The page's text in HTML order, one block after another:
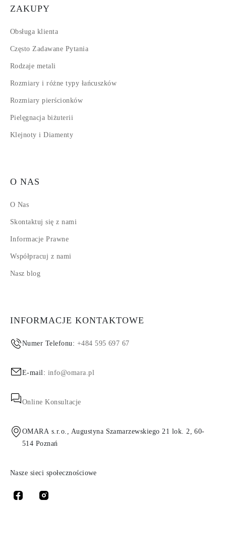
ZAKUPY
Obsługa klienta
Często Zadawane Pytania
Rodzaje metali
Rozmiary i różne typy łańcuszków
Rozmiary pierścionków
Pielęgnacja biżuterii
Klejnoty i Diamenty
O NAS
O Nas
Skontaktuj się z nami
Informacje Prawne
Współpracuj z nami
Nasz blog
INFORMACJE KONTAKTOWE
Numer Telefonu: +484 595 697 67
E-mail: info@omara.pl
Online Konsultacje
OMARA s.r.o., Augustyna Szamarzewskiego 21 lok. 2, 60-
514 Poznań
Nasze sieci społecznościowe